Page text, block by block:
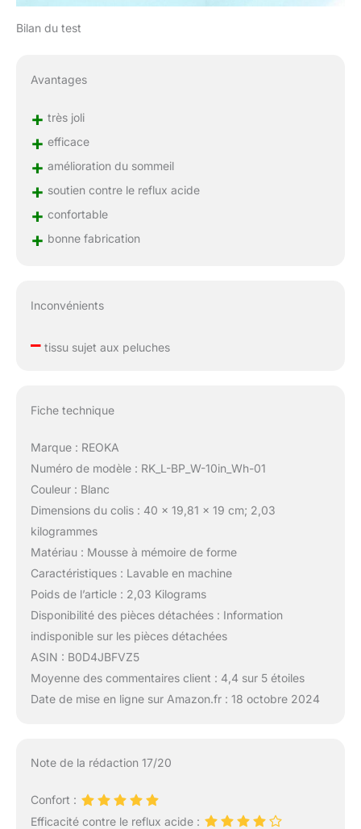
Bilan du test
Avantages
+ très joli
+ efficace
+ amélioration du sommeil
+ soutien contre le reflux acide
+ confortable
+ bonne fabrication
Inconvénients
–tissu sujet aux peluches
Fiche technique
Marque : REOKA
Numéro de modèle : RK_L-BP_W-10in_Wh-01
Couleur : Blanc
Dimensions du colis : 40 x 19,81 x 19 cm; 2,03
kilogrammes
Matériau : Mousse à mémoire de forme
Caractéristiques : Lavable en machine
Poids de l’article : 2,03 Kilograms
Disponibilité des pièces détachées : Information
indisponible sur les pièces détachées
ASIN : B0D4JBFVZ5
Moyenne des commentaires client : 4,4 sur 5 étoiles
Date de mise en ligne sur Amazon.fr : 18 octobre 2024
Note de la rédaction 17/20
Confort :
Efficacité contre le reflux acide :